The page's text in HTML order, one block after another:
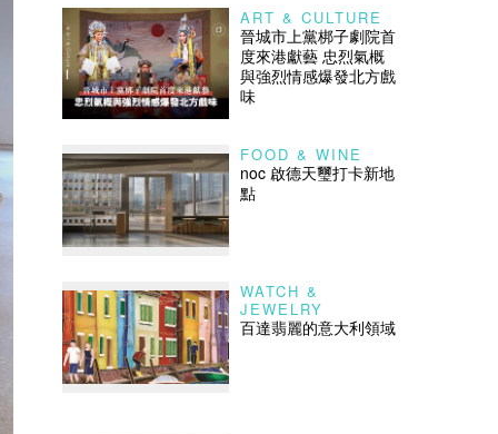
ART & CULTURE
晉城市上黨梆子劇院首
度來港獻藝 忠烈氣概
與強烈情感爆發北方戲
味
FOOD & WINE
noc 啟德天璽打卡新地
點
WATCH &
JEWELRY
百達翡麗的意大利領域